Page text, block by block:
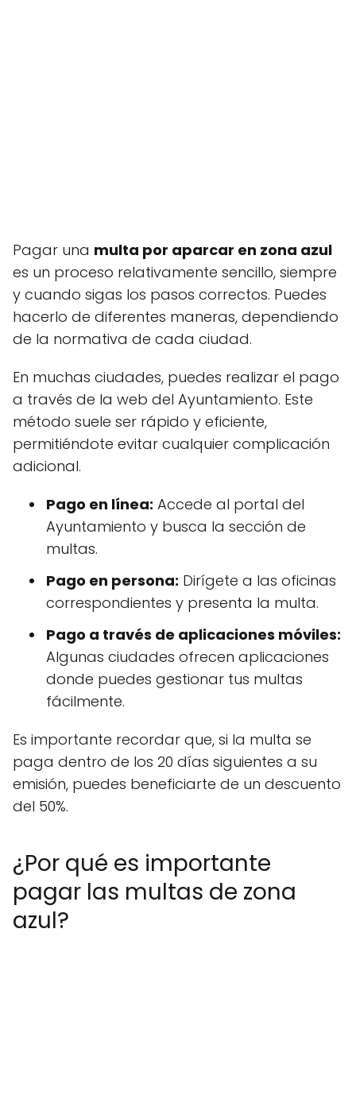
Pagar una multa por aparcar en zona azul
es un proceso relativamente sencillo, siempre
y cuando sigas los pasos correctos. Puedes
hacerlo de diferentes maneras, dependiendo
de la normativa de cada ciudad.
En muchas ciudades, puedes realizar el pago
a través de la web del Ayuntamiento. Este
método suele ser rápido y eficiente,
permitiéndote evitar cualquier complicación
adicional.
Pago en línea: Accede al portal del
Ayuntamiento y busca la sección de
multas.
Pago en persona: Dirígete a las oficinas
correspondientes y presenta la multa.
Pago a través de aplicaciones móviles:
Algunas ciudades ofrecen aplicaciones
donde puedes gestionar tus multas
fácilmente.
Es importante recordar que, si la multa se
paga dentro de los 20 días siguientes a su
emisión, puedes beneficiarte de un descuento
del 50%.
¿Por qué es importante
pagar las multas de zona
azul?